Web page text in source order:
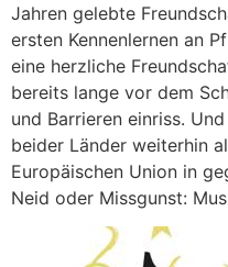
Jahren gelebte
ersten Kennenlernen an
eine herzliche
bereits lange vor dem
und Barrieren einriss.
beider Länder weiterhin
Europäischen Union in
Neid oder Missgunst: